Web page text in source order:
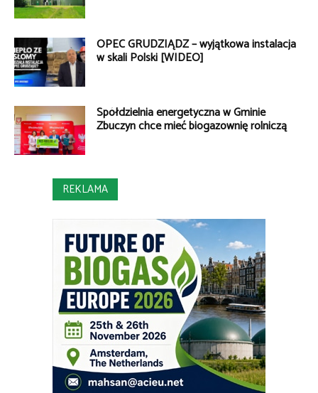
OPEC GRUDZIĄDZ – wyjątkowa instalacja
w skali Polski [WIDEO]
Spółdzielnia energetyczna w Gminie
Zbuczyn chce mieć biogazownię rolniczą
REKLAMA